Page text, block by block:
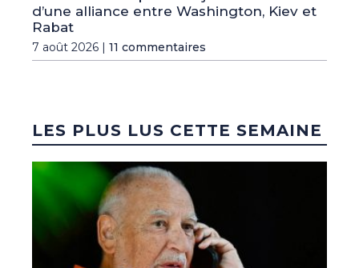
d’une alliance entre Washington, Kiev et
Rabat
7 août 2026 | 11 commentaires
LES PLUS LUS CETTE SEMAINE